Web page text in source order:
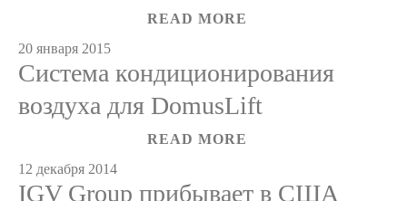
READ MORE
20 января 2015
Система кондиционирования
воздуха для DomusLift
READ MORE
12 декабря 2014
IGV Group прибывает в США